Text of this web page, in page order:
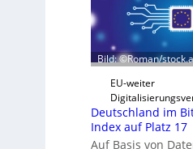
g
r
e
r
a
r
z
i
t
s
e
Bild: ©Roman/
EU-weiter
Deutschland im
Index auf Platz 17
Auf Basis von